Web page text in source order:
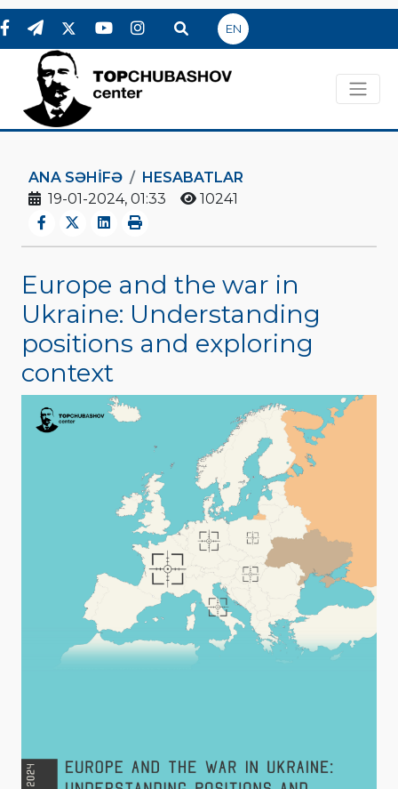
EN
ANA SƏHIFƏ
HESABATLAR
19-01-2024, 01:33
10241
Europe and the war in
Ukraine: Understanding
positions and exploring
context